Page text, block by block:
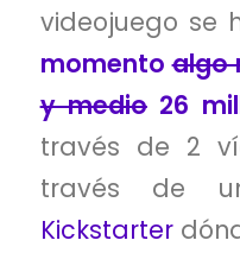
videojuego se
momentoalgo
y medio26
través de 2
través de
Kickstarter